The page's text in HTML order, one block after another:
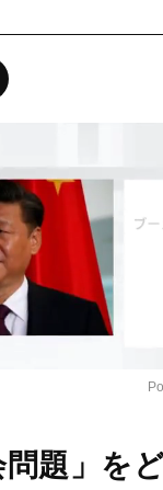
題」を